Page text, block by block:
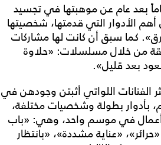
بعد عام عن موهبتها في تجسيد
الأدوار التي قدمتها، شخصيتها
كما سبق أن كانت لها مشاركات
من خلال مسلسلات: «حلاوة
بعد قليل».
الفنانات اللواتي أثبتن وجودهن في
بأدوار بطولة وشخصيات مختلفة،
في موسم واحد، وهي: «باب
«عناية مشددة»، «بانتظار